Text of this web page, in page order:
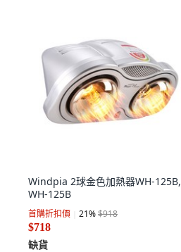
Windpia 2球金色加熱器WH-125B,
WH-125B
首購折扣價 21%$918
$718
缺貨